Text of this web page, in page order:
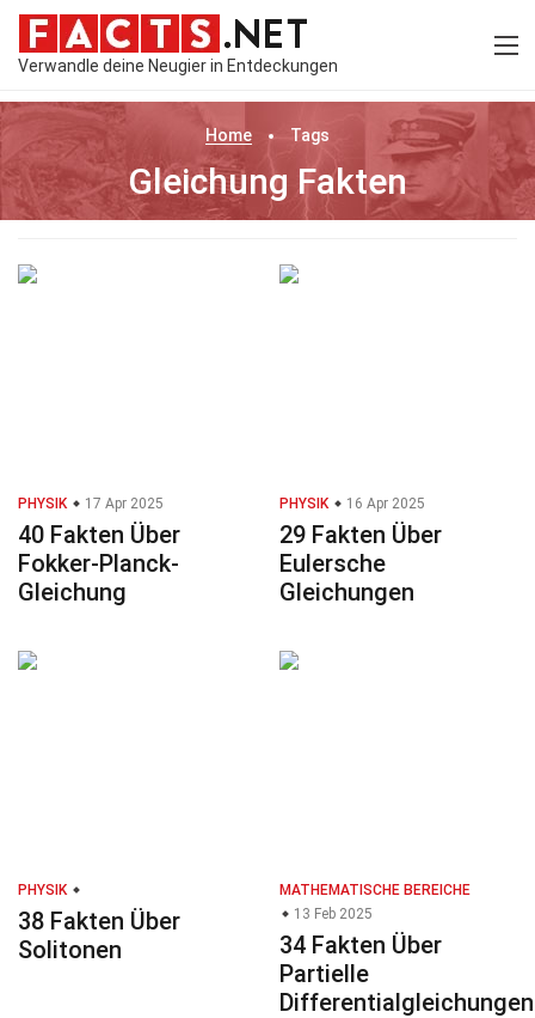
Verwandle deine Neugier in Entdeckungen
Home Tags
Gleichung Fakten
PHYSIK 17 Apr 2025
40 Fakten Über
Fokker-Planck-
Gleichung
PHYSIK 16 Apr 2025
29 Fakten Über
Eulersche
Gleichungen
PHYSIK
38 Fakten Über
Solitonen
MATHEMATISCHE BEREICHE
13 Feb 2025
34 Fakten Über
Partielle
Differentialgleichungen